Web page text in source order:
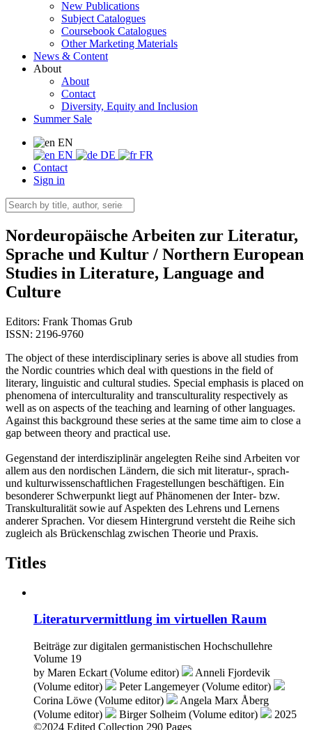
New Publications
Subject Catalogues
Coursebook Catalogues
Other Marketing Materials
News & Content
About
About
Contact
Diversity, Equity and Inclusion
Summer Sale
EN
EN
DE
FR
Contact
Sign in
Nordeuropäische Arbeiten zur Literatur,
Sprache und Kultur / Northern European
Studies in Literature, Language and
Culture
Editors: Frank Thomas Grub
ISSN: 2196-9760
The object of these interdisciplinary series is above all studies from
the Nordic countries which deal with questions in the field of
literary, linguistic and cultural studies. Special emphasis is placed on
phenomena of interculturality and transculturality respectively as
well as on aspects of the teaching and learning of other languages.
Against this background these series at the same time aim to close a
gap between theory and practical use.
Gegenstand der interdisziplinär angelegten Reihe sind Arbeiten vor
allem aus den nordischen Ländern, die sich mit literatur-, sprach-
und kulturwissenschaftlichen Fragestellungen beschäftigen. Ein
besonderer Schwerpunkt liegt auf Phänomenen der Inter- bzw.
Transkulturalität sowie auf Aspekten des Lehrens und Lernens
anderer Sprachen. Vor diesem Hintergrund versteht die Reihe sich
zugleich als Brückenschlag zwischen Theorie und Praxis.
Titles
Literaturvermittlung im virtuellen Raum
Beiträge zur digitalen germanistischen Hochschullehre
Volume 19
by Maren Eckart (Volume editor)
Anneli Fjordevik
(Volume editor)
Peter Langemeyer (Volume editor)
Corina Löwe (Volume editor)
Angela Marx Åberg
(Volume editor)
Birger Solheim (Volume editor)
2025
©2024 Edited Collection 290 Pages